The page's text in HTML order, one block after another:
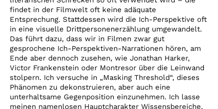
findet in der Filmwelt oft keine adäquate
Entsprechung. Stattdessen wird die Ich-Perspektive oft
in eine visuelle Drittpersonenerzählung umgewandelt.
Das führt dazu, dass wir in Filmen zwar gut
gesprochene Ich-Perspektiven-Narrationen hören, am
Ende aber dennoch zusehen, wie Jonathan Harker,
Victor Frankenstein oder Montresor über die Leinwand
stolpern. Ich versuche in „Masking Threshold“, dieses
Phänomen zu dekonstruieren, aber auch eine
unterhaltsame Gegenposition einzunehmen. Ich lasse
meinen namenlosen Hauptcharakter Wissensbereiche,